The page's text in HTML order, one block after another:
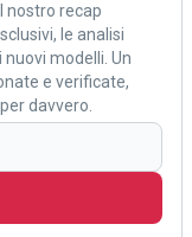
nostro recap
le analisi
modelli. Un
e verificate,
davvero.